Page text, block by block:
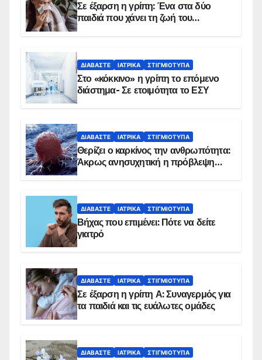
Σε έξαρση η γρίπη: Ένα στα δύο
παιδιά που χάνει τη ζωή του
ΔΙΑΒΆΣΤΕ ΙΑΤΡΙΚΆ ΣΤΙΓΜΙΌΤΥΠΑ
Στο «κόκκινο» η γρίπη το επόμενο
διάστημα- Σε ετοιμότητα το ΕΣΥ
ΔΙΑΒΆΣΤΕ ΙΑΤΡΙΚΆ ΣΤΙΓΜΙΌΤΥΠΑ
Θερίζει ο καρκίνος την ανθρωπότητα:
Άκρως ανησυχητική η πρόβλεψη…
ΔΙΑΒΆΣΤΕ ΙΑΤΡΙΚΆ ΣΤΙΓΜΙΌΤΥΠΑ
Βήχας που επιμένει: Πότε να δείτε
γιατρό
ΔΙΑΒΆΣΤΕ ΙΑΤΡΙΚΆ ΣΤΙΓΜΙΌΤΥΠΑ
Σε έξαρση η γρίπη Α: Συναγερμός για
τα παιδιά και τις ευάλωτες ομάδες
ΔΙΑΒΆΣΤΕ ΙΑΤΡΙΚΆ ΣΤΙΓΜΙΌΤΥΠΑ